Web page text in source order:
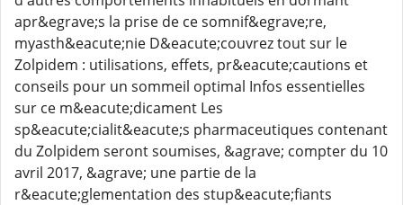
apr&egrave;s la prise de ce somnif&egrave;re,
myasth&eacute;nie D&eacute;couvrez tout sur le
Zolpidem : utilisations, effets, pr&eacute;cautions et
conseils pour un sommeil optimal Infos essentielles
sur ce m&eacute;dicament Les
sp&eacute;cialit&eacute;s pharmaceutiques contenant
du Zolpidem seront soumises, &agrave; compter du 10
avril 2017, &agrave; une partie de la
r&eacute;glementation des stup&eacute;fiants